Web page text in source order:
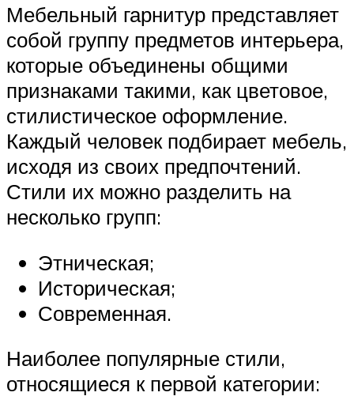
Мебельный гарнитур представляет
собой группу предметов интерьера,
которые объединены общими
признаками такими, как цветовое,
стилистическое оформление.
Каждый человек подбирает мебель,
исходя из своих предпочтений.
Стили их можно разделить на
несколько групп:
Этническая;
Историческая;
Современная.
Наиболее популярные стили,
относящиеся к первой категории: